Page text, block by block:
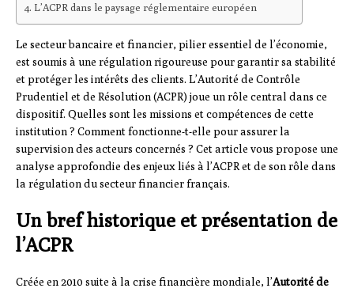
L’ACPR dans le paysage réglementaire européen
Le secteur bancaire et financier, pilier essentiel de l’économie,
est soumis à une régulation rigoureuse pour garantir sa stabilité
et protéger les intérêts des clients. L’Autorité de Contrôle
Prudentiel et de Résolution (ACPR) joue un rôle central dans ce
dispositif. Quelles sont les missions et compétences de cette
institution ? Comment fonctionne-t-elle pour assurer la
supervision des acteurs concernés ? Cet article vous propose une
analyse approfondie des enjeux liés à l’ACPR et de son rôle dans
la régulation du secteur financier français.
Un bref historique et présentation de
l’ACPR
Créée en 2010 suite à la crise financière mondiale, l’Autorité de